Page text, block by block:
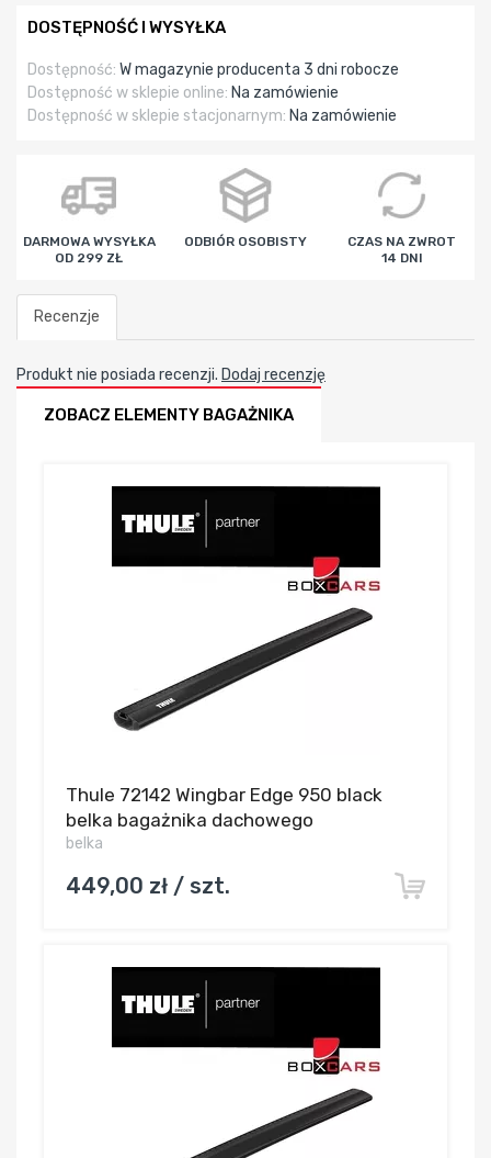
DOSTĘPNOŚĆ I WYSYŁKA
Dostępność: W magazynie producenta 3 dni robocze
Dostępność w sklepie online: Na zamówienie
Dostępność w sklepie stacjonarnym: Na zamówienie
DARMOWA WYSYŁKA
OD 299 ZŁ
ODBIÓR OSOBISTY
CZAS NA ZWROT
14 DNI
Recenzje
Produkt nie posiada recenzji. Dodaj recenzję
ZOBACZ ELEMENTY BAGAŻNIKA
Thule 72142 Wingbar Edge 950 black
belka bagażnika dachowego
belka
449,00 zł / szt.